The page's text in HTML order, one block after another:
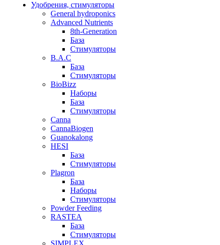
Удобрения, стимуляторы
General hydroponics
Advanced Nutrients
8th-Generation
База
Стимуляторы
B.A.C
База
Стимуляторы
BioBizz
Наборы
База
Стимуляторы
Canna
CannaBiogen
Guanokalong
HESI
База
Стимуляторы
Plagron
База
Наборы
Стимуляторы
Powder Feeding
RASTEA
База
Стимуляторы
SIMPLEX